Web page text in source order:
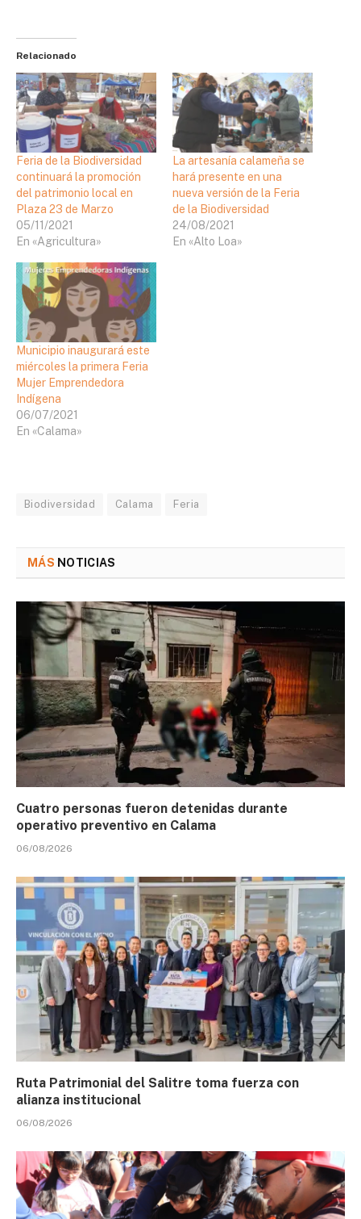
Relacionado
Feria de la Biodiversidad
continuará la promoción
del patrimonio local en
Plaza 23 de Marzo
05/11/2021
En «Agricultura»
La artesanía calameña se
hará presente en una
nueva versión de la Feria
de la Biodiversidad
24/08/2021
En «Alto Loa»
Municipio inaugurará este
miércoles la primera Feria
Mujer Emprendedora
Indígena
06/07/2021
En «Calama»
Biodiversidad Calama Feria
MÁS NOTICIAS
Cuatro personas fueron detenidas durante
operativo preventivo en Calama
06/08/2026
Ruta Patrimonial del Salitre toma fuerza con
alianza institucional
06/08/2026